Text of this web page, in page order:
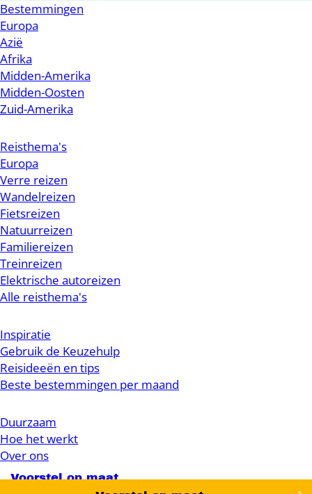
Bestemmingen
Europa
Azië
Afrika
Midden-Amerika
Midden-Oosten
Zuid-Amerika
Reisthema's
Europa
Verre reizen
Wandelreizen
Fietsreizen
Natuurreizen
Familiereizen
Treinreizen
Elektrische autoreizen
Alle reisthema's
Inspiratie
Gebruik de Keuzehulp
Reisideeën en tips
Beste bestemmingen per maand
Duurzaam
Hoe het werkt
Over ons
Voorstel op maat